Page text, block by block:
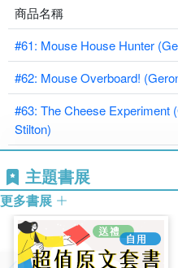
9781338087826 #66:
9781338159158 #67: The
9781338215199 #68: Cyber-
9781338215243 #69: Hug a
9781338268539 #70: The
商品名稱
#61: Mouse House Hunter
#62: Mouse Overboard!
#63: The Cheese Experiment
Stilton)
#65: Bollywood Burglary
#66: Operation Secret Recipe
Stilton)
主題書展
更多書展